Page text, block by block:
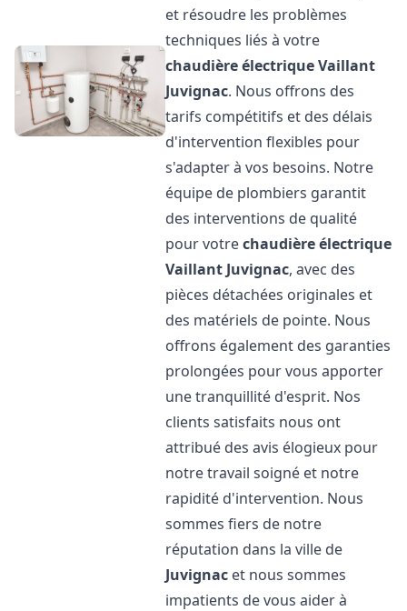
et résoudre les problèmes
techniques liés à votre
chaudière électrique Vaillant
Juvignac. Nous offrons des
tarifs compétitifs et des délais
d'intervention flexibles pour
s'adapter à vos besoins. Notre
équipe de plombiers garantit
des interventions de qualité
pour votrechaudière électrique
Vaillant Juvignac, avec des
pièces détachées originales et
des matériels de pointe. Nous
offrons également des garanties
prolongées pour vous apporter
une tranquillité d'esprit. Nos
clients satisfaits nous ont
attribué des avis élogieux pour
notre travail soigné et notre
rapidité d'intervention. Nous
sommes fiers de notre
réputation dans la ville de
Juvignac et nous sommes
impatients de vous aider à